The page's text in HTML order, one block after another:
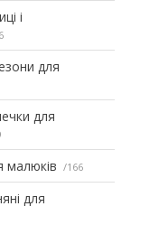
і
для
для
малюків 166
для